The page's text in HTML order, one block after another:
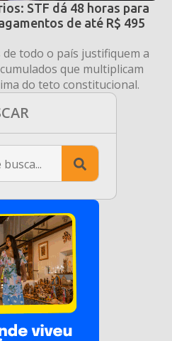
STF dá 48 horas para
de até R$ 495
todo o país justifiquem a
que multiplicam
do teto constitucional.
Search